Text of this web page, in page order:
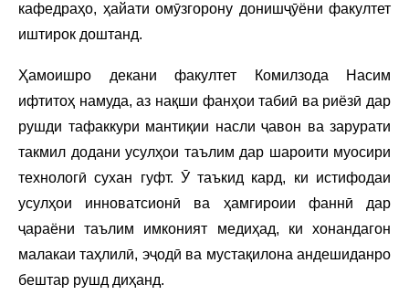
кафедраҳо, ҳайати омӯзгорону донишҷӯёни факултет
иштирок доштанд.
Ҳамоишро декани факултет Комилзода Насим
ифтитоҳ намуда, аз нақши фанҳои табиӣ ва риёзӣ дар
рушди тафаккури мантиқии насли ҷавон ва зарурати
такмил додани усулҳои таълим дар шароити муосири
технологӣ сухан гуфт. Ӯ таъкид кард, ки истифодаи
усулҳои инноватсионӣ ва ҳамгироии фаннӣ дар
ҷараёни таълим имконият медиҳад, ки хонандагон
малакаи таҳлилӣ, эҷодӣ ва мустақилона андешиданро
бештар рушд диҳанд.